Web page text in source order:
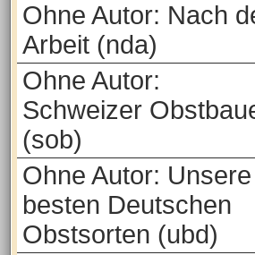
Ohne Autor: Nach
Arbeit (nda)
Ohne Autor:
Schweizer
(sob)
Ohne Autor: Unsere
besten Deutschen
Obstsorten (ubd)